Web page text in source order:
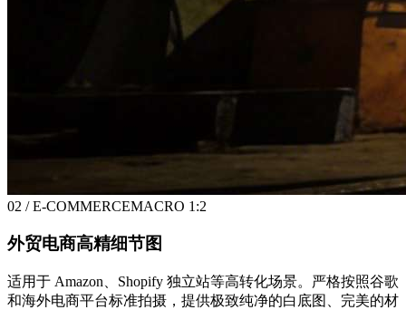
02 / E-COMMERCEMACRO 1:2
外贸电商高精细节图
适用于 Amazon、Shopify 独立站等高转化场景。严格按照谷歌
和海外电商平台标准拍摄，提供极致纯净的白底图、完美的材